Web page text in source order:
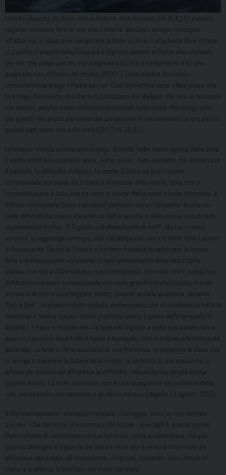
La folla sfamata da Gesù voleva farlo re, dice Giovanni (cf Gv 6,15) e aveva
ragione: conviene fare re uno che ti sfama. Ma Gesù spinge i discepoli
all’altra riva e, dopo aver congedato la folla, si ritira in preghiera. Dice il Papa:
«La pietra d’angolo della Chiesa è il Signore davanti al Padre che intercede
per noi, che prega per noi: noi preghiamo lui, ma il fondamento è lui che
prega per noi» (Omelia 28 ottobre 2016). È bello sapere che Gesù
continuamente prega il Padre per noi. Così nell’ultima cena: «Non prego che
tu li tolga dal mondo, ma che tu li custodisca dal Maligno. Per loro io consacro
me stesso, perché siano anch’essi consacrati nella verità. Non prego solo
per questi, ma anche per quelli che crederanno in me mediante la loro parola:
perché tutti siano una sola cosa ( Gv 17,15.19-21).
I discepoli intanto si ritrovano al largo, di notte, nella barca agitata dalle onde:
il vento infatti era contrario. Mare, notte, onde… tutti elementi che richiamano
il pericolo, le difficoltà, il rischio, la morte. E Gesù va loro incontro
camminando sul mare. Se il mare è il simbolo della morte, colui che ci
cammina sopra è colui che ha vinto la morte! Nella notte e nella tempesta, è
difficile riconoscere Gesù, i discepoli pensano sia un fantasma. Anche noi
nelle difficoltà facciamo esperienza dell’angoscia e della paura, non di rado
si presenta il dubbio: “il Signore si è dimenticato di noi?”. Ma Lui ci viene
incontro, ci raggiunge ovunque, non c’è tempesta, non c’è notte dove Lui non
si fa presente. Perciò la Chiesa ci ha fatto chiedere di rafforzare la nostra
fede e di riconoscerlo «presente in ogni avvenimento della vita e della
storia». Lui non è il Dio lontano, ma l’Emmanuele, il Dio con noi! E come Elia,
dobbiamo imparare a riconoscerlo non nelle grandi manifestazioni, ma nel
sussurro di una brezza leggera. Infatti, quando accade qualcosa, diciamo:
“Dov’è Dio?”, vogliamo subito vederlo, pretendiamo che si manifesti in tutta la
sua forza e risolva subito i nostri problemi (come il genio della lampada di
Aladino). Il Papa ci ricorda che «la fede nel Signore e nella sua parola non ci
apre un cammino dove tutto è facile e tranquillo; non ci sottrae alle tempeste
della vita. La fede ci dà la sicurezza di una Presenza, la presenza di Gesù che
ci spinge a superare le bufere esistenziali, la certezza di una mano che ci
afferra per aiutarci ad affrontare le difficoltà, indicandoci la strada anche
quando è buio. La fede, insomma, non è una scappatoia dai problemi della
vita, ma sostiene nel cammino e gli dà un senso» ( Angelus 13 agosto 2017).
Il Signore rassicura i discepoli impauriti: «Coraggio, sono io, non abbiate
paura!». Che dolcezza, che premura Dio ha per i suoi figli! A queste parole
Pietro chiede di camminare con Lui sul mare, inizia a camminare, ma poi
quando distoglie lo sguardo da Gesù e vede che il vento è forte inizia ad
affondare. Ma subito, all’invocazione: «Signore, salvami!», Gesù tende la
mano e lo afferra, lo tira fuori dal mare, dal male.